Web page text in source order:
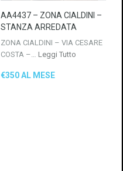
AA4437 – ZONA CIALDINI –
STANZA ARREDATA
ZONA CIALDINI – VIA CESARE
COSTA –… Leggi Tutto
€350 AL MESE